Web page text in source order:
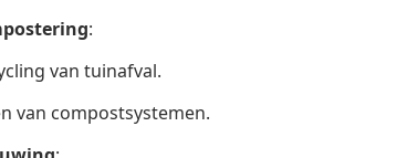
:
van tuinafval.
van compostsystemen.